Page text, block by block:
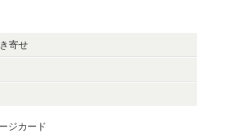
09
＾＾ 早速お札入れに入れて願いを込めま
寄せ
ジカード